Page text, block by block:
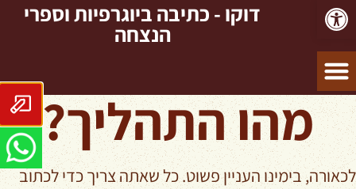
פתח סרגל נגישות דוקו - כתיבה ביוגרפיות וספרי
הנצחה
מהו התהליך?
לכאורה, בימינו העניין פשוט. כל שאתה צריך כדי לכתוב